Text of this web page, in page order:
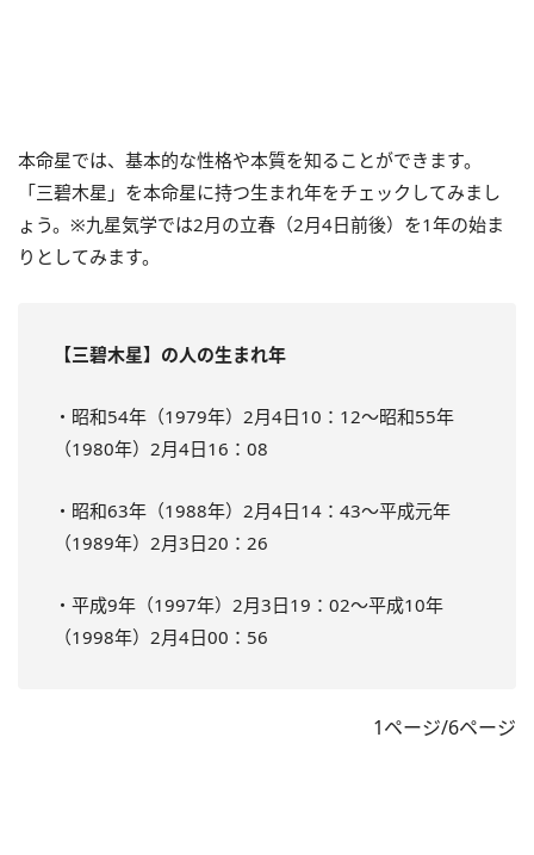
本命星では、基本的な性格や本質を知ることができます。
「三碧木星」を本命星に持つ生まれ年をチェックしてみまし
ょう。※九星気学では2月の立春（2月4日前後）を1年の始ま
りとしてみます。
【三碧木星】の人の生まれ年
・昭和54年（1979年）2月4日10：12～昭和55年
（1980年）2月4日16：08
・昭和63年（1988年）2月4日14：43～平成元年
（1989年）2月3日20：26
・平成9年（1997年）2月3日19：02～平成10年
（1998年）2月4日00：56
1ページ/6ページ